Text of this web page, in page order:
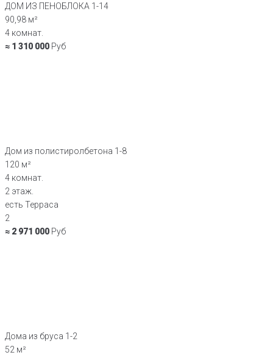
ДОМ ИЗ ПЕНОБЛОКА 1-14
90,98 м²
4 комнат.
≈ 1 310 000 Руб
Дом из полистиролбетона 1-8
120 м²
4 комнат.
2 этаж.
есть Терраса
2
≈ 2 971 000 Руб
Дома из бруса 1-2
52 м²